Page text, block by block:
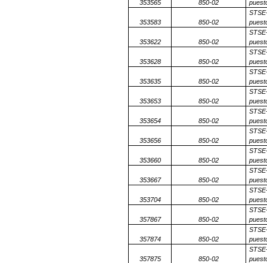
353565 850-02
353583 850-02
353622 850-02
353628 850-02
353635 850-02
353653 850-02
353654 850-02
353656 850-02
353660 850-02
353667 850-02
353704 850-02
357867 850-02
357874 850-02
357875 850-02